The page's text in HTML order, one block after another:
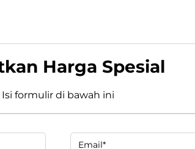
Harga Spesial
Isi formulir di bawah ini